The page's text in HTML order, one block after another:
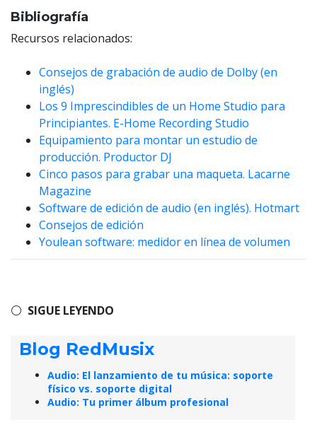
Bibliografía
Recursos relacionados:
Consejos de grabación de audio de Dolby (en
inglés)
Los 9 Imprescindibles de un Home Studio para
Principiantes. E-Home Recording Studio
Equipamiento para montar un estudio de
producción. Productor DJ
Cinco pasos para grabar una maqueta. Lacarne
Magazine
Software de edición de audio (en inglés). Hotmart
Consejos de edición
Youlean software: medidor en línea de volumen
⚪ SIGUE LEYENDO
Blog RedMusix
Audio: El lanzamiento de tu música: soporte
físico vs. soporte digital
Audio: Tu primer álbum profesional